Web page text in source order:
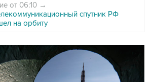
от 06:10 →
спутник РФ
на орбиту